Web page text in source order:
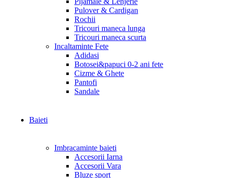
Pulover & Cardigan
Rochii
Tricouri maneca lunga
Tricouri maneca scurta
Incaltaminte Fete
Adidasi
Botosei&papuci 0-2 ani fete
Cizme & Ghete
Pantofi
Sandale
Baieti
Imbracaminte baieti
Accesorii Iarna
Accesorii Vara
Bluze sport